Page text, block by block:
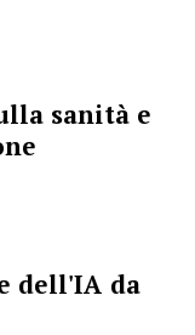
sanità e
dell'IA da